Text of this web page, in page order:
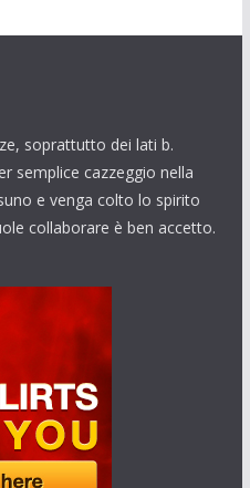
soprattutto dei lati b.
semplice cazzeggio nella
e venga colto lo spirito
collaborare è ben accetto.